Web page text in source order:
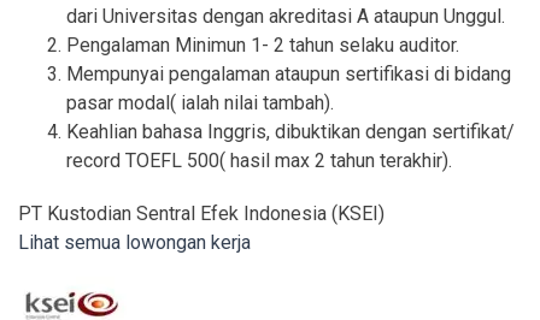
dari Universitas dengan akreditasi A ataupun Unggul.
Pengalaman Minimun 1- 2 tahun selaku auditor.
Mempunyai pengalaman ataupun sertifikasi di bidang
pasar modal( ialah nilai tambah).
Keahlian bahasa Inggris, dibuktikan dengan sertifikat/
record TOEFL 500( hasil max 2 tahun terakhir).
PT Kustodian Sentral Efek Indonesia (KSEI)
Lihat semua lowongan kerja